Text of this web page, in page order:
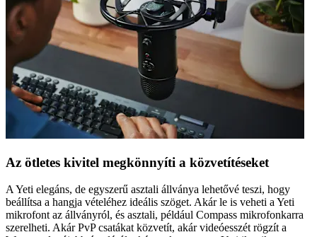
Az ötletes kivitel megkönnyíti a közvetítéseket
A Yeti elegáns, de egyszerű asztali állványa lehetővé teszi, hogy
beállítsa a hangja vételéhez ideális szöget. Akár le is veheti a Yeti
mikrofont az állványról, és asztali, például Compass mikrofonkarra
szerelheti. Akár PvP csatákat közvetít, akár videóesszét rögzít a